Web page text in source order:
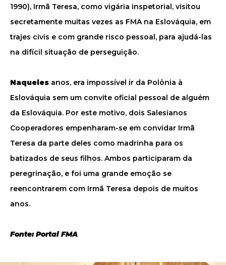
1990), Irmã Teresa, como vigária inspetorial, visitou
secretamente muitas vezes as FMA na Eslováquia, em
trajes civis e com grande risco pessoal, para ajudá-las
na difícil situação de perseguição.
Naqueles anos, era impossível ir da Polônia à
Eslováquia sem um convite oficial pessoal de alguém
da Eslováquia. Por este motivo, dois Salesianos
Cooperadores empenharam-se em convidar Irmã
Teresa da parte deles como madrinha para os
batizados de seus filhos. Ambos participaram da
peregrinação, e foi uma grande emoção se
reencontrarem com Irmã Teresa depois de muitos
anos.
Fonte: Portal FMA